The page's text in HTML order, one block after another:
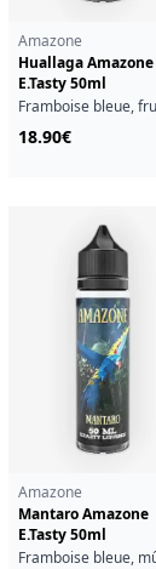
Amazone
Huallaga Amazone
E.Tasty 50ml
18.90€
Amazone
Mantaro Amazone
E.Tasty 50ml